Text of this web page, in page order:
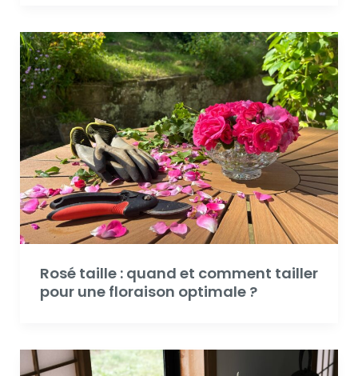
Rosé taille : quand et comment tailler
pour une floraison optimale ?